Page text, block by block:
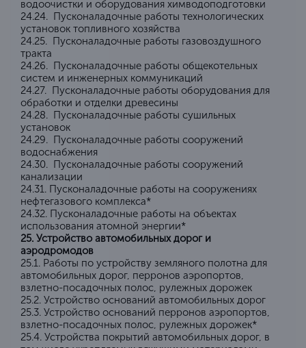
водоочистки и оборудования химводоподготовки
24.24. Пусконаладочные работы технологических
установок топливного хозяйства
24.25. Пусконаладочные работы газовоздушного
тракта
24.26. Пусконаладочные работы общекотельных
систем и инженерных коммуникаций
24.27. Пусконаладочные работы оборудования для
обработки и отделки древесины
24.28. Пусконаладочные работы сушильных
установок
24.29. Пусконаладочные работы сооружений
водоснабжения
24.30. Пусконаладочные работы сооружений
канализации
24.31. Пусконаладочные работы на сооружениях
нефтегазового комплекса*
24.32. Пусконаладочные работы на объектах
использования атомной энергии*
25. Устройство автомобильных дорог и
аэродромодов
25.1. Работы по устройству земляного полотна для
автомобильных дорог, перронов аэропортов,
взлетно-посадочных полос, рулежных дорожек
25.2. Устройство оснований автомобильных дорог
25.3. Устройство оснований перронов аэропортов,
взлетно-посадочных полос, рулежных дорожек*
25.4. Устройства покрытий автомобильных дорог, в